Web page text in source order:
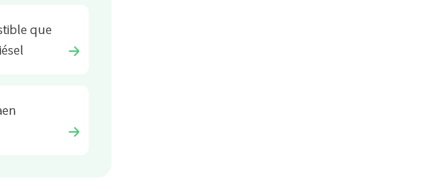
que